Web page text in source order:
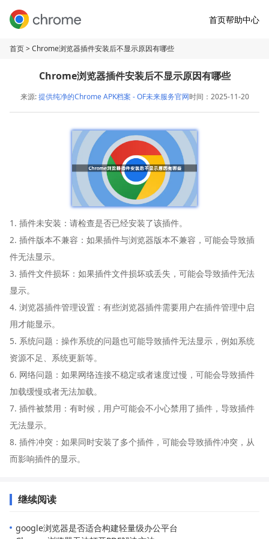
首页帮助中心
首页> Chrome浏览器插件安装后不显示原因有哪些
Chrome浏览器插件安装后不显示原因有哪些
来源:提供纯净的Chrome APK档案 - OF未来服务官网时间：2025-11-20
1. 插件未安装：请检查是否已经安装了该插件。
2. 插件版本不兼容：如果插件与浏览器版本不兼容，可能会导致插
件无法显示。
3. 插件文件损坏：如果插件文件损坏或丢失，可能会导致插件无法
显示。
4. 浏览器插件管理设置：有些浏览器插件需要用户在插件管理中启
用才能显示。
5. 系统问题：操作系统的问题也可能导致插件无法显示，例如系统
资源不足、系统更新等。
6. 网络问题：如果网络连接不稳定或者速度过慢，可能会导致插件
加载缓慢或者无法加载。
7. 插件被禁用：有时候，用户可能会不小心禁用了插件，导致插件
无法显示。
8. 插件冲突：如果同时安装了多个插件，可能会导致插件冲突，从
而影响插件的显示。
继续阅读
google浏览器是否适合构建轻量级办公平台